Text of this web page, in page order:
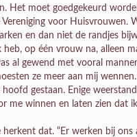
Het moet goedgekeurd
Vereniging voor Huisvrouwen.
en dan niet de randjes
heb, op één vrouw na, alleen
al gewend met vooral
ze meer aan mij
hoofd gestaan. Enige
me winnen en laten zien dat
herkent dat. “Er werken bij ons